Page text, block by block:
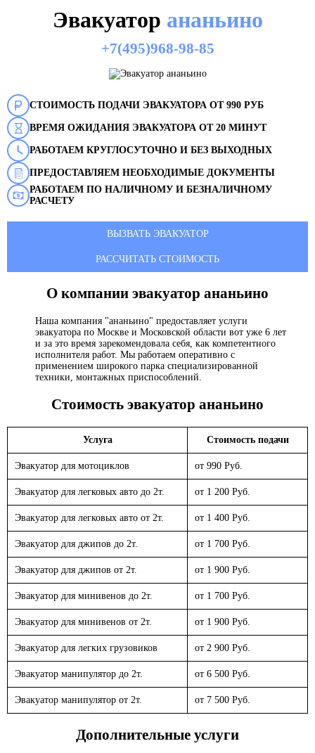
Эвакуатор ананьино
+7(495)968-98-85
СТОИМОСТЬ ПОДАЧИ ЭВАКУАТОРА ОТ 990 РУБ
ВРЕМЯ ОЖИДАНИЯ ЭВАКУАТОРА ОТ 20 МИНУТ
РАБОТАЕМ КРУГЛОСУТОЧНО И БЕЗ ВЫХОДНЫХ
ПРЕДОСТАВЛЯЕМ НЕОБХОДИМЫЕ ДОКУМЕНТЫ
РАБОТАЕМ ПО НАЛИЧНОМУ И БЕЗНАЛИЧНОМУ
РАСЧЕТУ
ВЫЗВАТЬ ЭВАКУАТОР
РАССЧИТАТЬ СТОИМОСТЬ
О компании эвакуатор ананьино
Наша компания "ананьино" предоставляет услуги
эвакуатора по Москве и Московской области вот уже 6 лет
и за это время зарекомендовала себя, как компетентного
исполнителя работ. Мы работаем оперативно с
применением широкого парка специализированной
техники, монтажных приспособлений.
Стоимость эвакуатор ананьино
Услуга Стоимость подачи
Эвакуатор для мотоциклов от 990 Руб.
Эвакуатор для легковых авто до 2т. от 1 200 Руб.
Эвакуатор для легковых авто от 2т. от 1 400 Руб.
Эвакуатор для джипов до 2т. от 1 700 Руб.
Эвакуатор для джипов от 2т. от 1 900 Руб.
Эвакуатор для минивенов до 2т. от 1 700 Руб.
Эвакуатор для минивенов от 2т. от 1 900 Руб.
Эвакуатор для легких грузовиков от 2 900 Руб.
Эвакуатор манипулятор до 2т. от 6 500 Руб.
Эвакуатор манипулятор от 2т. от 7 500 Руб.
Дополнительные услуги